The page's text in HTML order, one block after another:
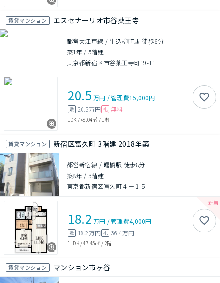
賃貸マンション エスセナーリオ市谷薬王寺
都営大江戸線 / 牛込柳町駅 徒歩6分
築1年 / 5階建
東京都新宿区市谷薬王寺町19-11
20.5 万円 /管理費15,000円
敷 20.5万円 礼 無料
1DK /48.04㎡ / 1階
賃貸マンション 新宿区富久町 3階建 2018年築
都営新宿線 / 曙橋駅 徒歩8分
築8年 / 3階建
東京都新宿区富久町４－１５
18.2 万円 /管理費4,000円
敷 18.2万円 礼 36.4万円
1LDK/47.45㎡ / 2階
賃貸マンション マンション市ヶ谷